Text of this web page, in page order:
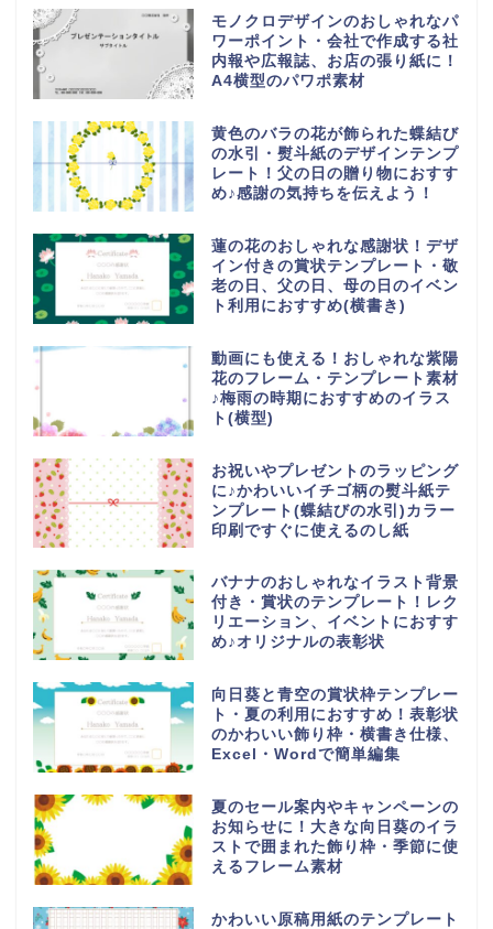
モノクロデザインのおしゃれなパ
ワーポイント・会社で作成する社
内報や広報誌、お店の張り紙に！
A4横型のパワポ素材
黄色のバラの花が飾られた蝶結び
の水引・熨斗紙のデザインテンプ
レート！父の日の贈り物におすす
め♪感謝の気持ちを伝えよう！
蓮の花のおしゃれな感謝状！デザ
イン付きの賞状テンプレート・敬
老の日、父の日、母の日のイベン
ト利用におすすめ(横書き)
動画にも使える！おしゃれな紫陽
花のフレーム・テンプレート素材
♪梅雨の時期におすすめのイラス
ト(横型)
お祝いやプレゼントのラッピング
に♪かわいいイチゴ柄の熨斗紙テ
ンプレート(蝶結びの水引)カラー
印刷ですぐに使えるのし紙
バナナのおしゃれなイラスト背景
付き・賞状のテンプレート！レク
リエーション、イベントにおすす
め♪オリジナルの表彰状
向日葵と青空の賞状枠テンプレー
ト・夏の利用におすすめ！表彰状
のかわいい飾り枠・横書き仕様、
Excel・Wordで簡単編集
夏のセール案内やキャンペーンの
お知らせに！大きな向日葵のイラ
ストで囲まれた飾り枠・季節に使
えるフレーム素材
かわいい原稿用紙のテンプレート